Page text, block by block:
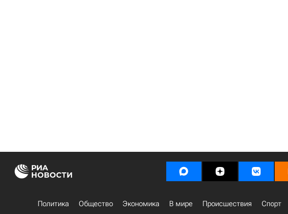
Политика Общество Экономика В мире Происшествия Спорт